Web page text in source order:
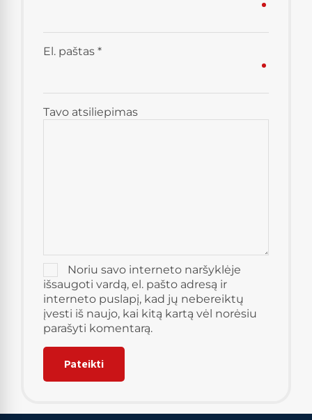
Tavo atsiliepimas
El. paštas *
Noriu savo interneto naršyklėje
išsaugoti vardą, el. pašto adresą ir
interneto puslapį, kad jų nebereiktų
įvesti iš naujo, kai kitą kartą vėl norėsiu
parašyti komentarą.